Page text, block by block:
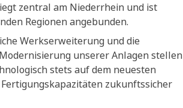
zentral am Niederrhein und ist
Regionen angebunden.
Werkserweiterung und die
unserer Anlagen stellen
stets auf dem neuesten
zukunftssicher